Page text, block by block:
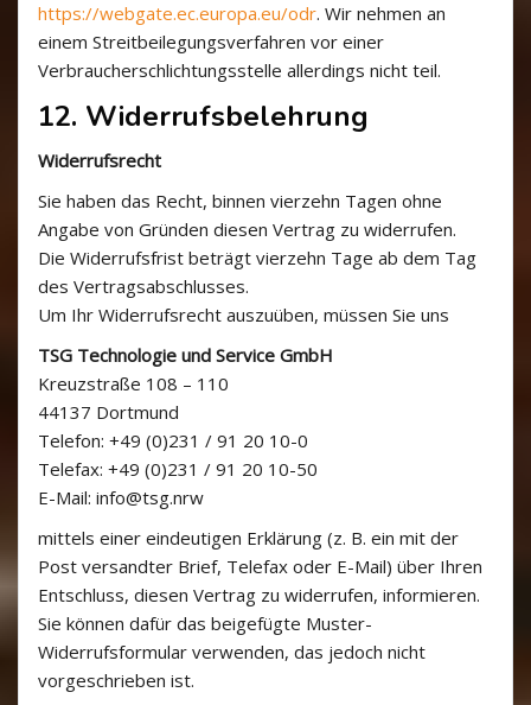
https://webgate.ec.europa.eu/odr. Wir nehmen an
einem Streitbeilegungsverfahren vor einer
Verbraucherschlichtungsstelle allerdings nicht teil.
12. Widerrufsbelehrung
Widerrufsrecht
Sie haben das Recht, binnen vierzehn Tagen ohne
Angabe von Gründen diesen Vertrag zu widerrufen.
Die Widerrufsfrist beträgt vierzehn Tage ab dem Tag
des Vertragsabschlusses.
Um Ihr Widerrufsrecht auszuüben, müssen Sie uns
TSG Technologie und Service GmbH
Kreuzstraße 108 – 110
44137 Dortmund
Telefon: +49 (0)231 / 91 20 10-0
Telefax: +49 (0)231 / 91 20 10-50
E-Mail: info@tsg.nrw
mittels einer eindeutigen Erklärung (z. B. ein mit der
Post versandter Brief, Telefax oder E-Mail) über Ihren
Entschluss, diesen Vertrag zu widerrufen, informieren.
Sie können dafür das beigefügte Muster-
Widerrufsformular verwenden, das jedoch nicht
vorgeschrieben ist.